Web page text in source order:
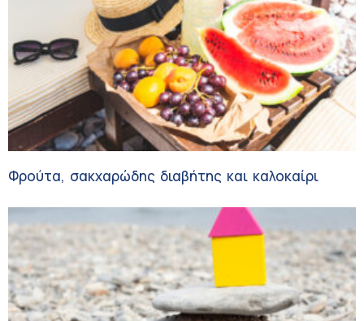
Φρούτα, σακχαρώδης διαβήτης και καλοκαίρι